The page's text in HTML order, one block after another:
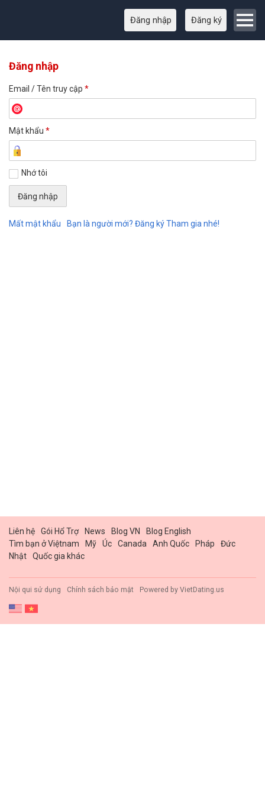
Đăng nhập Đăng ký
Đăng nhập
Email / Tên truy cập *
Mật khẩu *
Nhớ tôi
Mất mật khẩu Bạn là người mới? Đăng ký Tham gia nhé!
Liên hệ Gói Hổ Trợ News Blog VN
Blog English
Tìm bạn ở Việtnam
Mỹ Úc Canada Anh Quốc Pháp
Đức
Nhật
Quốc gia khác
Nội qui sử dụng Chính sách bảo mật Powered by VietDating.us